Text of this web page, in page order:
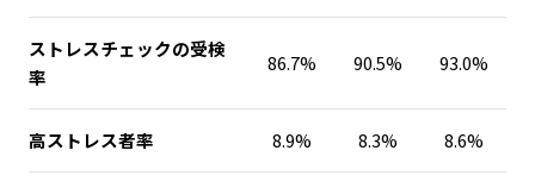
ストレスチェックの受検
率
86.7% 90.5% 93.0%
高ストレス者率 8.9% 8.3% 8.6%